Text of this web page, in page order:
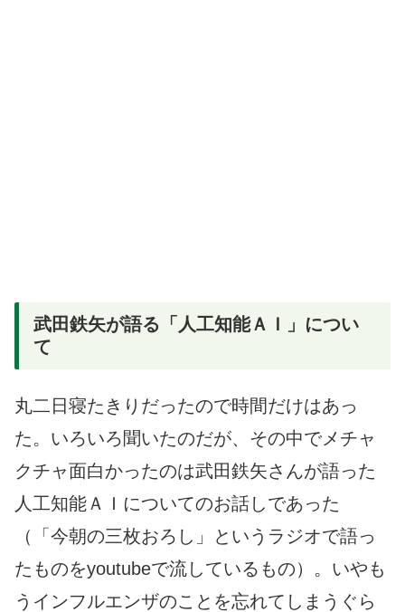
武田鉄矢が語る「人工知能ＡＩ」につい
て
丸二日寝たきりだったので時間だけはあっ
た。いろいろ聞いたのだが、その中でメチャ
クチャ面白かったのは武田鉄矢さんが語った
人工知能ＡＩについてのお話しであった
（「今朝の三枚おろし」というラジオで語っ
たものをyoutubeで流しているもの）。いやも
うインフルエンザのことを忘れてしまうぐら